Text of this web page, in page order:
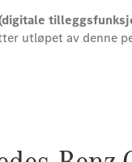
utløpet av denne